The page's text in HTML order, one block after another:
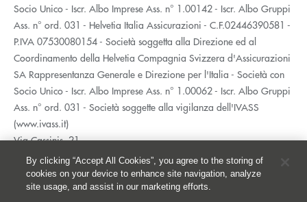
Socio Unico - Iscr. Albo Imprese Ass. n° 1.00142 - Iscr. Albo Gruppi
Ass. n° ord. 031 - Helvetia Italia Assicurazioni - C.F.02446390581 -
P.IVA 07530080154 - Società soggetta alla Direzione ed al
Coordinamento della Helvetia Compagnia Svizzera d'Assicurazioni
SA Rappresentanza Generale e Direzione per l'Italia - Società con
Socio Unico - Iscr. Albo Imprese Ass. n° 1.00062 - Iscr. Albo Gruppi
Ass. n° ord. 031 - Società soggette alla vigilanza dell'IVASS
(www.ivass.it)
Via Cassinis, 21
20139 Milano
02 5351.1
Accessibilità
By clicking “Accept All Cookies”, you agree to the storing of
cookies on your device to enhance site navigation, analyze
site usage, and assist in our marketing efforts.